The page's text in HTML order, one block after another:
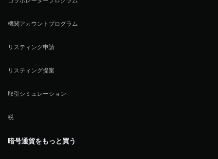
機関アカウントプログラム
リスティング申請
リスティング提案
取引シミュレーション
税
暗号通貨をもっと買う